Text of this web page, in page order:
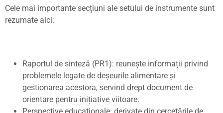
Cele mai importante secțiuni ale setului de instrumente sunt
rezumate aici:
Raportul de sinteză (PR1): reunește informații privind
problemele legate de deșeurile alimentare și
gestionarea acestora, servind drept document de
orientare pentru inițiative viitoare.